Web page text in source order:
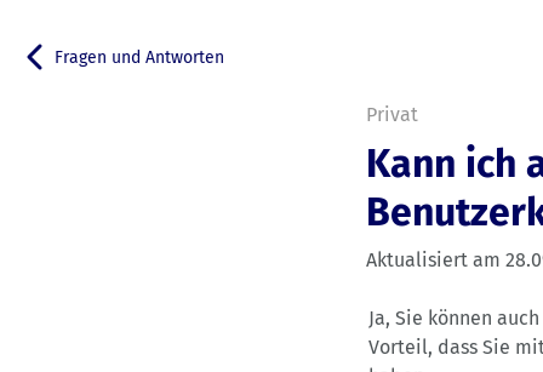
Zurück zu
Fragen und Antworten
Privat
Kann ich
Aktualisiert am
Ja, Sie können
Vorteil, dass Sie